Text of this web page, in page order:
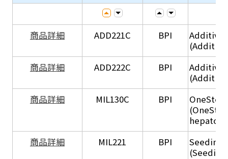
商品詳細 ADD221C BPI
商品詳細
ADD222C BPI
商品詳細
MIL130C BPI
商品詳細
MIL221 BPI
Seeding